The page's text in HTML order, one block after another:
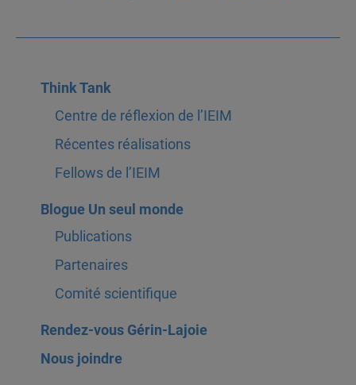
Think Tank
Centre de réflexion de l’IEIM
Récentes réalisations
Fellows de l’IEIM
Blogue Un seul monde
Publications
Partenaires
Comité scientifique
Rendez-vous Gérin-Lajoie
Nous joindre